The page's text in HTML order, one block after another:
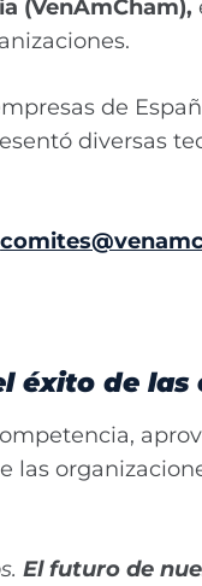
(VenAmCham),
de
diversas
éxito de las
las
El futuro de